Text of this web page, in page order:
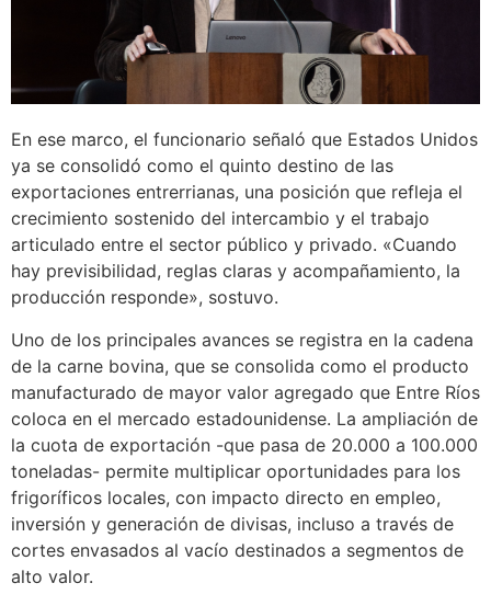
En ese marco, el funcionario señaló que Estados Unidos
ya se consolidó como el quinto destino de las
exportaciones entrerrianas, una posición que refleja el
crecimiento sostenido del intercambio y el trabajo
articulado entre el sector público y privado. «Cuando
hay previsibilidad, reglas claras y acompañamiento, la
producción responde», sostuvo.
Uno de los principales avances se registra en la cadena
de la carne bovina, que se consolida como el producto
manufacturado de mayor valor agregado que Entre Ríos
coloca en el mercado estadounidense. La ampliación de
la cuota de exportación -que pasa de 20.000 a 100.000
toneladas- permite multiplicar oportunidades para los
frigoríficos locales, con impacto directo en empleo,
inversión y generación de divisas, incluso a través de
cortes envasados al vacío destinados a segmentos de
alto valor.